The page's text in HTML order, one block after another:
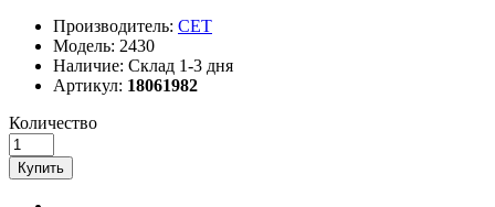
Производитель: CET
Модель: 2430
Наличие: Склад 1-3 дня
Артикул: 18061982
Количество
Купить